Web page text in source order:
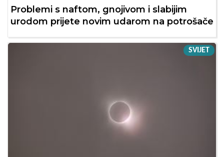
Problemi s naftom, gnojivom i slabijim
urodom prijete novim udarom na potrošače
SVIJET